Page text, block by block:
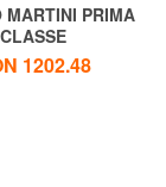
MARTINI PRIMA
CLASSE
Geantă mică
de umăr
1202.48